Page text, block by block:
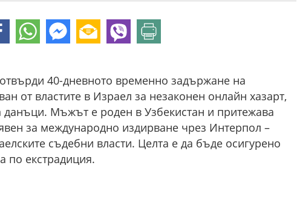
40-дневното временно задържане на
от властите в Израел за незаконен онлайн хазарт,
данъци. Мъжът е роден в Узбекистан и притежава
за международно издирване чрез Интерпол –
съдебни власти. Целта е да бъде осигурено
по екстрадиция.